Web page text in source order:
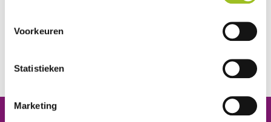
Voorkeuren
Statistieken
Marketing
De aanmeldtermijn is gesloten. Stuur een e-mail naar